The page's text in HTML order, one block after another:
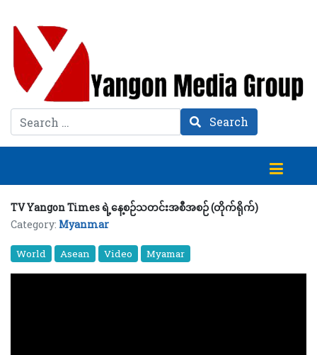
Search Search
TV Yangon Times ရဲ့နေ့စဉ်သတင်းအစီအစဉ် (တိုက်ရိုက်)
Category: Myanmar
World Asean Video Myamar